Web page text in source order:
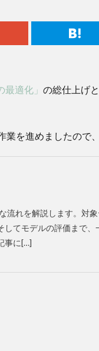
適化」 の総仕上げ
を進めましたので
流れを解説します。対
してモデルの評価まで、
事に[…]